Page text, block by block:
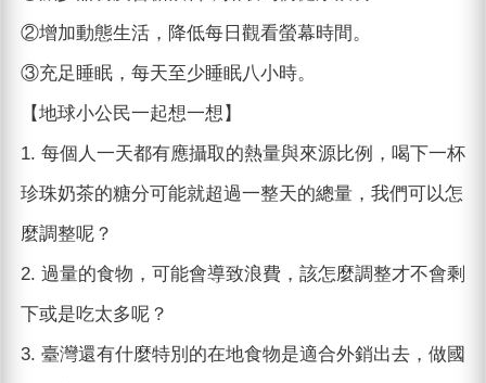
②增加動態生活，降低每日觀看螢幕時間。
③充足睡眠，每天至少睡眠八小時。
【地球小公民一起想一想】
1. 每個人一天都有應攝取的熱量與來源比例，喝下一杯
珍珠奶茶的糖分可能就超過一整天的總量，我們可以怎
麼調整呢？
2. 過量的食物，可能會導致浪費，該怎麼調整才不會剩
下或是吃太多呢？
3. 臺灣還有什麼特別的在地食物是適合外銷出去，做國